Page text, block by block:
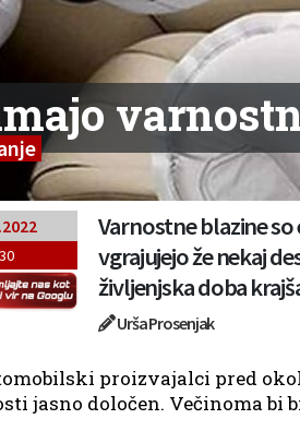
Varnostne blazine
vgrajujejo že nekaj
življenjska doba
Urša Prosenjak
proizvajalci pred
jasno določen. Večinoma bi